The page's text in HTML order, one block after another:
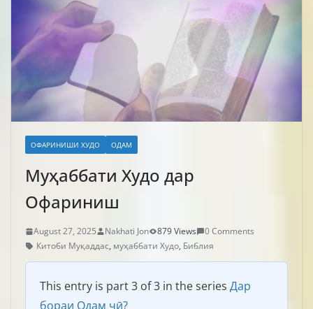
ОФАРИНИШИ ХУДО ОДАМ
Муҳаббати Худо дар
Офариниш
August 27, 2025 Nakhati Jon 879 Views
0 Comments
Китоби Муқаддас, муҳаббати Худо, Библия
This entry is part 3 of 3 in the series Дар
бораи Одам чӣ?